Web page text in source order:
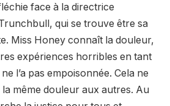
face à la directrice
qui se trouve être sa
Miss Honey connaît la douleur,
expériences horribles en tant
l’a pas empoisonnée. Cela ne
même douleur aux autres. Au